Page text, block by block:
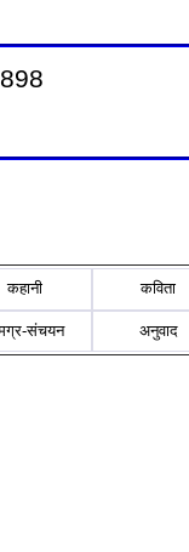
कहानी कविता
संचयन अनुवाद